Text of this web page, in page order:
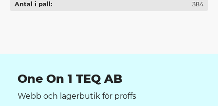
Antal i pall
384
One On 1 TEQ AB
Webb och lagerbutik för proffs